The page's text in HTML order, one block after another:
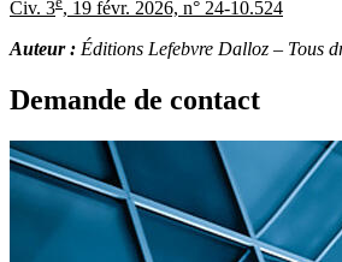
Civ. 3 , 19 févr. 2026, n° 24-10.524
Auteur : Éditions Lefebvre Dalloz – Tous
Demande de contact